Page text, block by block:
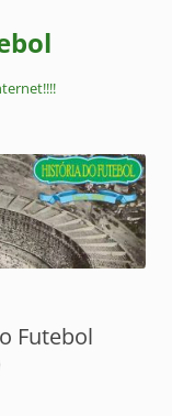
Futebol